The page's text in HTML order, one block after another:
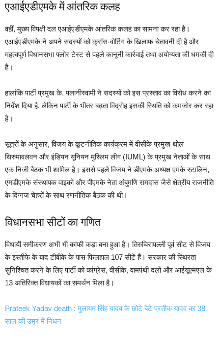
एआईएडीएमके में आंतरिक कलह
वहीं, मुख्य विपक्षी दल एआईएडीएमके आंतरिक कलह का सामना कर रहा है।
एआईएडीएमके ने अपने सदस्यों को क्रॉस-वोटिंग के खिलाफ चेतावनी दी है और
महत्वपूर्ण विधानसभा फ्लोर टेस्ट से पहले कानूनी कार्रवाई तथा अयोग्यता की धमकी दी
है।
हालांकि पार्टी प्रमुख के. पलानीस्वामी ने सदस्यों को इस प्रस्ताव का विरोध करने का
निर्देश दिया है, लेकिन पार्टी के भीतर बढ़ता विद्रोह इसकी स्थिति को कमजोर कर रहा
है।
सूत्रों के अनुसार, विजय के कूटनीतिक कार्यक्रम में वीसीके प्रमुख थोल
थिरुमावलवन और इंडियन यूनियन मुस्लिम लीग (IUML) के प्रमुख नेताओं के साथ
एक निजी बैठक भी शामिल है। इससे पहले विजय ने डीएमके अध्यक्ष एमके स्टालिन,
एमडीएमके संस्थापक वाइको और पीएमके नेता अंबुमणि रामदास जैसे क्षेत्रीय राजनीति
के दिग्गज चेहरों के साथ रणनीतिक बैठक की थी।
विधानसभा सीटों का गणित
विधायी समीकरण अभी भी काफी कड़ा बना हुआ है। तिरुचिरापल्ली पूर्व सीट से विजय
के इस्तीफे के बाद टीवीके के पास फिलहाल 107 सीटें हैं। सरकार की स्थिरता
सुनिश्चित करने के लिए पार्टी को कांग्रेस, वीसीके, वामपंथी दलों और आईयूएमएल के
13 अतिरिक्त विधायकों का समर्थन मिला है।
Prateek Yadav death : मुलायम सिंह यादव के छोटे बेटे प्रतीक यादव का 38
साल की उम्र में निधन